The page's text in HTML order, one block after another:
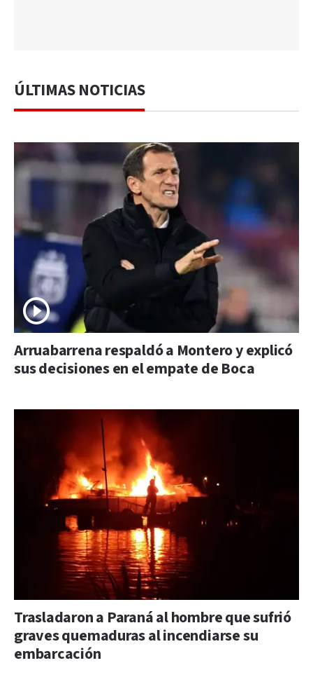
ÚLTIMAS NOTICIAS
Arruabarrena respaldó a Montero y explicó
sus decisiones en el empate de Boca
Trasladaron a Paraná al hombre que sufrió
graves quemaduras al incendiarse su
embarcación